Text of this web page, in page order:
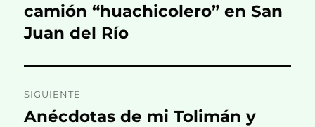
entradas
anterior:
camión “huachicolero” en San
Juan del Río
SIGUIENTE
Entrada
Anécdotas de mi Tolimán y